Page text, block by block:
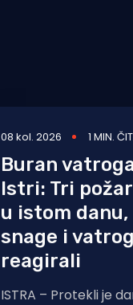
08 kol. 2026 1 MIN.
Buran
Istri: Tri
u istom
snage i
reagirali
ISTRA – Protekli je